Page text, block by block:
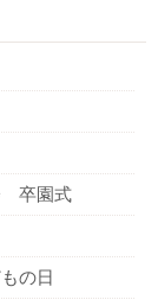
卒園式
の日